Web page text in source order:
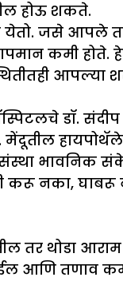
होऊ शकते.
येतो. जसे आपले
कमी होते.
डॉ.
भावनिक
करू नका, घाबरू
थोडा आराम
आणि तणाव